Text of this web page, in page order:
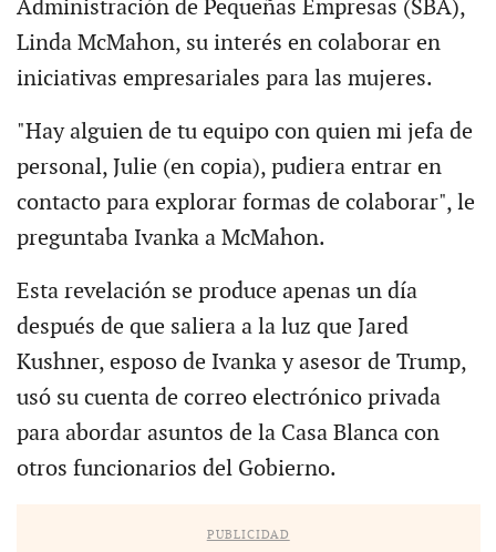
Administración de Pequeñas Empresas (SBA),
Linda McMahon, su interés en colaborar en
iniciativas empresariales para las mujeres.
"Hay alguien de tu equipo con quien mi jefa de
personal, Julie (en copia), pudiera entrar en
contacto para explorar formas de colaborar", le
preguntaba Ivanka a McMahon.
Esta revelación se produce apenas un día
después de que saliera a la luz que Jared
Kushner, esposo de Ivanka y asesor de Trump,
usó su cuenta de correo electrónico privada
para abordar asuntos de la Casa Blanca con
otros funcionarios del Gobierno.
PUBLICIDAD